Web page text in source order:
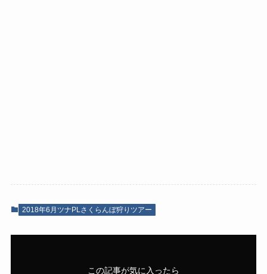
2018年6月ツナPLさくらんぼ狩りツアー
この記事が気に入ったら